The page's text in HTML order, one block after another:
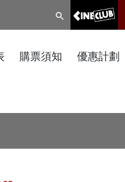
購票須知 優惠計劃